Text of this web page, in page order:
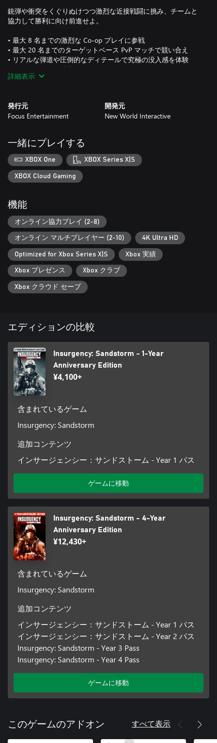
銃弾や衝突をくぐりぬけつつ激烈な近接戦闘に挑み、チームと
協力して勝利に向け前進せよ。
• 最大 8 名までの激烈な Co-op プレイに参戦
• 最大 20 名までのターゲットベース PvP マッチで競い合え
• リアルな弾道や圧倒的なディテールで究極の没入感を体験
• キャラクターや武器をフルカスタマイズ
• ポジショナルボイスチャットに対応したかつてないオーディ
詳細表示
発行元
Focus Entertainment
開発元
New World Interactive
一緒にプレイする
XBOX One XBOX Series X|S
XBOX Cloud Gaming
機能
オンライン協力プレイ (2-8)
オンライン マルチプレイヤー (2-10) 4K Ultra HD
Optimized for Xbox Series X|S Xbox 実績
Xbox プレゼンス Xbox クラブ
Xbox クラウド セーブ
エディションの比較
Insurgency: Sandstorm - 1-Year
Anniversary Edition
¥4,100+
含まれているゲーム
Insurgency: Sandstorm
追加コンテンツ
インサージェンシー：サンドストーム - Year 1 パス
ゲームに移動
Insurgency: Sandstorm - 4-Year
Anniversary Edition
¥12,430+
含まれているゲーム
Insurgency: Sandstorm
追加コンテンツ
インサージェンシー：サンドストーム - Year 1 パス
インサージェンシー：サンドストーム - Year 2 パス
Insurgency: Sandstorm - Year 3 Pass
Insurgency: Sandstorm - Year 4 Pass
ゲームに移動
このゲームのアドオン すべて表示